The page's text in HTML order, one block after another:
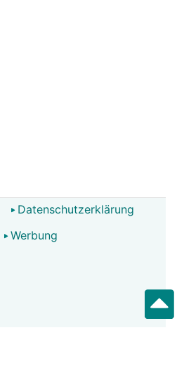
Datenschutzerklärung
Werbung